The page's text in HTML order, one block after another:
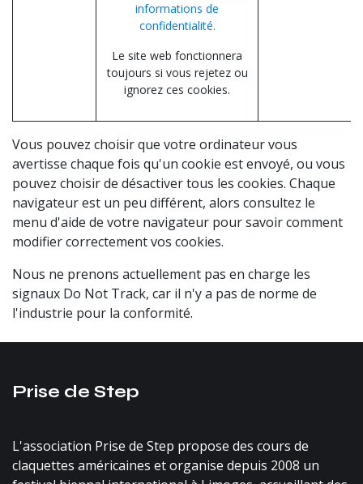
informations de
confidentialité.
Le site web fonctionnera
toujours si vous rejetez ou
ignorez ces cookies.
Vous pouvez choisir que votre ordinateur vous
avertisse chaque fois qu'un cookie est envoyé, ou vous
pouvez choisir de désactiver tous les cookies. Chaque
navigateur est un peu différent, alors consultez le
menu d'aide de votre navigateur pour savoir comment
modifier correctement vos cookies.
Nous ne prenons actuellement pas en charge les
signaux Do Not Track, car il n'y a pas de norme de
l'industrie pour la conformité.
​​Prise de Step
L'association Prise de Step propose des cours de
claquettes américaines et organise depuis 2008 un